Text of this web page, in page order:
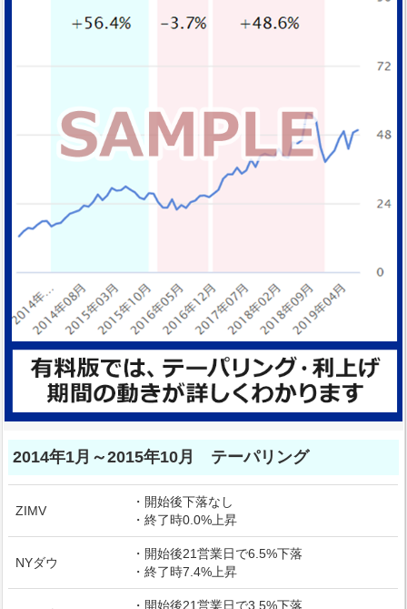
2014年1月～2015年10月 テーパリング
ZIMV
・開始後下落なし
・終了時0.0%上昇
NYダウ
・開始後21営業日で6.5%下落
・終了時7.4%上昇
・開始後21営業日で3.5%下落